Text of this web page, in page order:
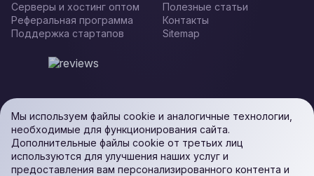
Серверы и хостинг оптом
Реферальная программа
Поддержка стартапов
Полезные статьи
Контакты
Sitemap
Мы используем файлы cookie и аналогичные технологии,
необходимые для функционирования сайта.
Дополнительные файлы cookie от третьих лиц
используются для улучшения наших услуг и
предоставления вам персонализированного контента и